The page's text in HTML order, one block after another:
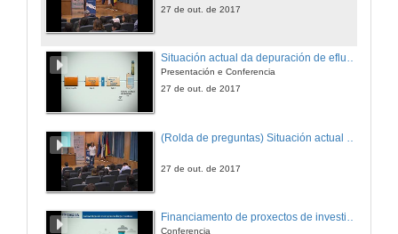
27 de out. de 2017
Situación actual da depuración de efluentes de industria conservera de produtos mariños
Presentación e Conferencia
27 de out. de 2017
27 de out. de 2017
Financiamento de proxectos de investigación europeos: o programa LIFE
Conferencia